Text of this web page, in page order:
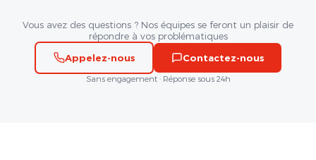
Vous avez des questions ? Nos équipes se feront un plaisir de
répondre à vos problématiques
Appelez-nous
Contactez-nous
Sans engagement · Réponse sous 24h